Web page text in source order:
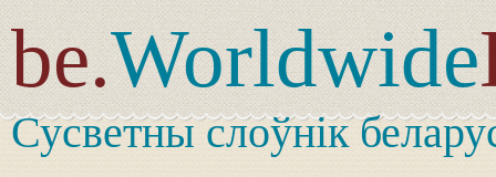
be.Worldwide
Сусветны слоўнік